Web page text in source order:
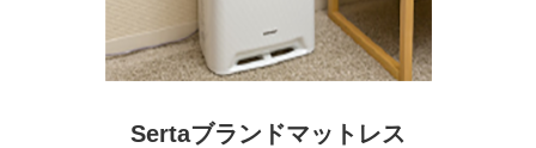
Sertaブランドマットレス